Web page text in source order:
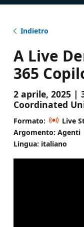
Indietro
A Live
365
2 aprile, 2025 |
Coordinated
Formato:
Live
Argomento: Agenti
Lingua: italiano